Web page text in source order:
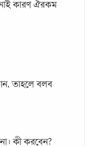
কারণ ঐরকম
তাহলে বলব
কী করবেন?